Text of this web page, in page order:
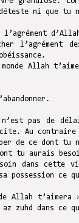
ni que tu
l’agrément
pas de
Au
de ce dont tu
tu aurais
dans cette
sa possession
Allah t’aimera
dans ce que